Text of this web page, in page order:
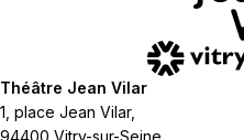
Théâtre Jean Vilar
1, place Jean Vilar,
94400 Vitry-sur-Seine